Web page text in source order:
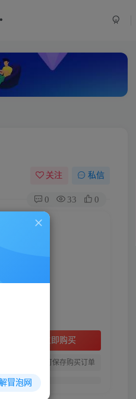
关注 私信
0 33 0
立即购买
登陆后购买，可保存购买订单
冒泡网